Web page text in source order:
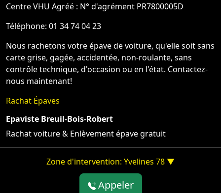
Centre VHU Agréé : N° d'agrément PR7800005D
Téléphone: 01 34 74 04 23
Nous rachetons votre épave de voiture, qu'elle soit sans
carte grise, gagée, accidentée, non-roulante, sans
contrôle technique, d'occasion ou en l'état. Contactez-
nous maintenant!
Rachat Épaves
Epaviste Breuil-Bois-Robert
Rachat voiture & Enlèvement épave gratuit
Zone d'intervention: Yvelines 78 ▼
Appeler